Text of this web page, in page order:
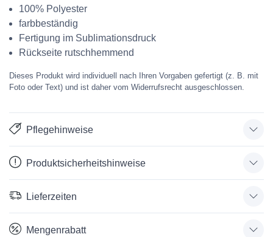
100% Polyester
farbbeständig
Fertigung im Sublimationsdruck
Rückseite rutschhemmend
Dieses Produkt wird individuell nach Ihren Vorgaben gefertigt (z. B. mit
Foto oder Text) und ist daher vom Widerrufsrecht ausgeschlossen.
Pflegehinweise
Produktsicherheitshinweise
Lieferzeiten
Mengenrabatt